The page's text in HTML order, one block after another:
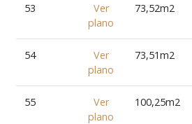
53
Ver
plano
73,52m2
54
Ver
plano
73,51m2
55
Ver
plano
100,25m2